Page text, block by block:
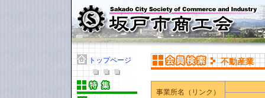
トップページ 不動産業
事業所名（リンク）